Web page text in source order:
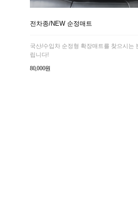
전차종/NEW 순정매트
국산/수입차 순정형 확장매트를 찾으시는
립니다!
80,000원